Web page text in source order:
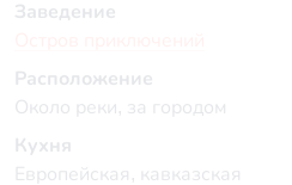
Заведение
Расположение
Около реки, за городом
Кухня
Европейская, кавказская